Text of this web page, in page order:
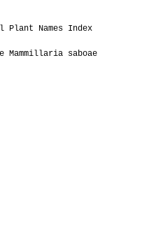
Names Index
Mammillaria saboae